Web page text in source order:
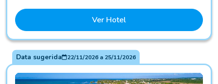
Ver Hotel
Data sugerida 22/11/2026a 25/11/2026